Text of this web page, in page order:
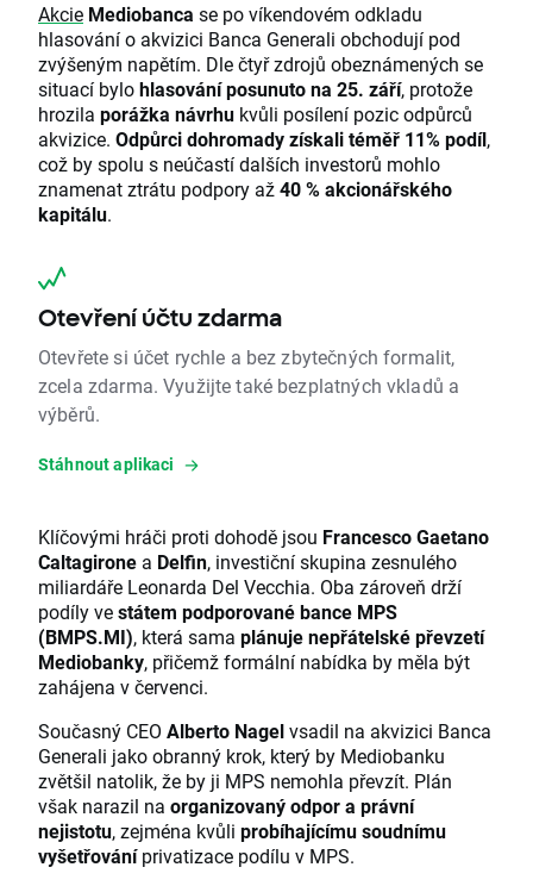
Akcie Mediobanca se po víkendovém odkladu
hlasování o akvizici Banca Generali obchodují pod
zvýšeným napětím. Dle čtyř zdrojů obeznámených se
situací bylohlasování posunuto na 25. září, protože
hrozila porážka návrhu kvůli posílení pozic odpůrců
akvizice. Odpůrci dohromady získali téměř 11% podíl,
což by spolu s neúčastí dalších investorů mohlo
znamenat ztrátu podpory až40 % akcionářského
kapitálu.
Otevření účtu zdarma
Otevřete si účet rychle a bez zbytečných formalit,
zcela zdarma. Využijte také bezplatných vkladů a
výběrů.
Stáhnout aplikaci
Klíčovými hráči proti dohodě jsou Francesco Gaetano
Caltagirone a Delfin, investiční skupina zesnulého
miliardáře Leonarda Del Vecchia. Oba zároveň drží
podíly vestátem podporované bance MPS
(BMPS.MI), která sama plánuje nepřátelské převzetí
Mediobanky, přičemž formální nabídka by měla být
zahájena v červenci.
Současný CEO Alberto Nagelvsadil na akvizici Banca
Generali jako obranný krok, který by Mediobanku
zvětšil natolik, že by ji MPS nemohla převzít. Plán
však narazil na organizovaný odpor a právní
nejistotu, zejména kvůli probíhajícímu soudnímu
vyšetřováníprivatizace podílu v MPS.